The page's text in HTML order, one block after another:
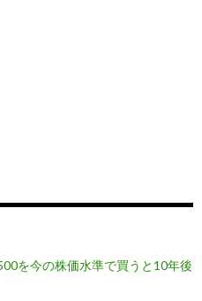
を今の株価水準で買うと10年後